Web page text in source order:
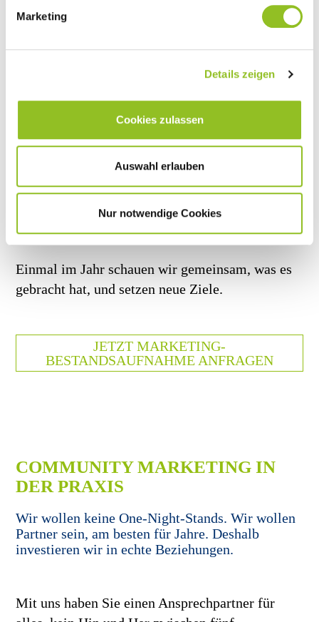
Marketing
Details zeigen
Cookies zulassen
Auswahl erlauben
Nur notwendige Cookies
Ein fester Ansprechpartner, der Ihren Betrieb
BILANZ UND NACHSTEUERN
Einmal im Jahr schauen wir gemeinsam, was es
gebracht hat, und setzen neue Ziele.
JETZT MARKETING-
BESTANDSAUFNAHME ANFRAGEN
COMMUNITY MARKETING IN
DER PRAXIS
Wir wollen keine One-Night-Stands. Wir wollen
Partner sein, am besten für Jahre. Deshalb
investieren wir in echte Beziehungen.
Mit uns haben Sie einen Ansprechpartner für